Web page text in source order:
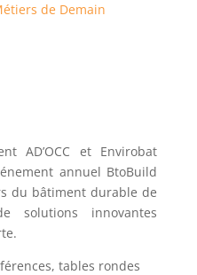
de Demain
AD’OCC et Envirobat
annuel BtoBuild
du bâtiment durable de
solutions innovantes
tables rondes